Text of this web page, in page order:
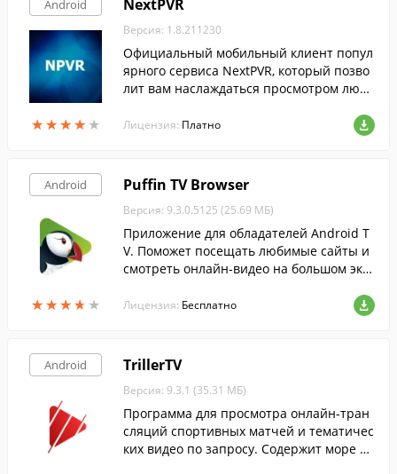
Android
★★★★ ★
★★★★ ★
NextPVR
Версия: 1.8.211230
Официальный мобильный клиент попул
ярного сервиса NextPVR, который позво
лит вам наслаждаться просмотром люби
Лицензия: Платно
Android
★★★★ ★
★★★★ ★
Puffin TV Browser
Версия: 9.3.0.5125 (25.69 МБ)
Приложение для обладателей Android T
V. Поможет посещать любимые сайты и
смотреть онлайн-видео на большом экр
Лицензия: Бесплатно
Android TrillerTV
Версия: 9.3.1 (35.31 МБ)
Программа для просмотра онлайн-тран
сляций спортивных матчей и тематичес
ких видео по запросу. Содержит море ка